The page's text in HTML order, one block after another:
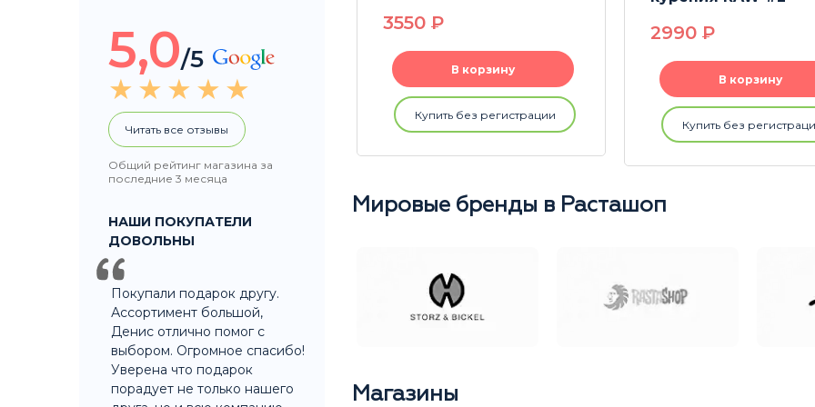
5,0/5
Читать все отзывы
Общий рейтинг магазина за
последние 3 месяца
НАШИ ПОКУПАТЕЛИ
ДОВОЛЬНЫ
Покупали подарок другу.
Ассортимент большой,
Денис отлично помог с
выбором. Огромное спасибо!
Уверена что подарок
порадует не только нашего
В корзину
Купить без регистрации
3550 P
В корзину
Купить без регистрации
2990 P
В корзину
Купить без
Мировые бренды в Расташоп
Магазины